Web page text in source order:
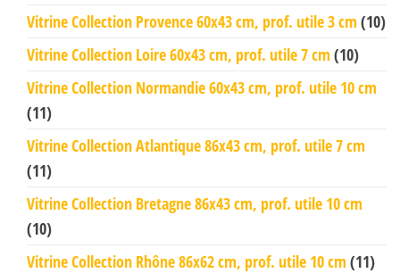
Vitrine Collection Provence 60x43 cm, prof. utile 3 cm (10)
Vitrine Collection Loire 60x43 cm, prof. utile 7 cm (10)
Vitrine Collection Normandie 60x43 cm, prof. utile 10 cm
(11)
Vitrine Collection Atlantique 86x43 cm, prof. utile 7 cm
(11)
Vitrine Collection Bretagne 86x43 cm, prof. utile 10 cm
(10)
Vitrine Collection Rhône 86x62 cm, prof. utile 10 cm (11)